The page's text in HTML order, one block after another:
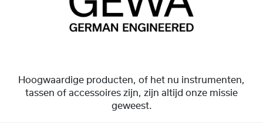
Hoogwaardige producten, of het nu instrumenten,
tassen of accessoires zijn, zijn altijd onze missie
geweest.